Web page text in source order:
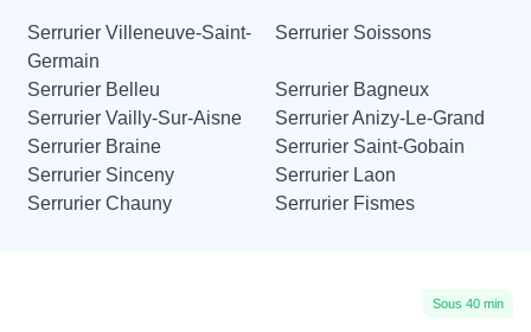
Serrurier Villeneuve-Saint-
Germain
Serrurier Soissons
Serrurier Belleu
Serrurier Bagneux
Serrurier Vailly-Sur-Aisne
Serrurier Anizy-Le-Grand
Serrurier Braine
Serrurier Saint-Gobain
Serrurier Sinceny
Serrurier Laon
Serrurier Chauny
Serrurier Fismes
Sous 40 min